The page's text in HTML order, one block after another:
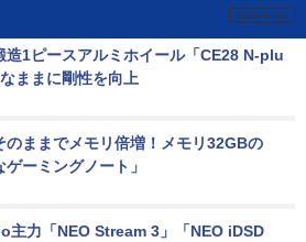
造1ピースアルミホイール「CE28 N-plu
ままに剛性を向上
のままでメモリ倍増！メモリ32GBの
ゲーミングノート」
主力「NEO Stream 3」「NEO iDSD